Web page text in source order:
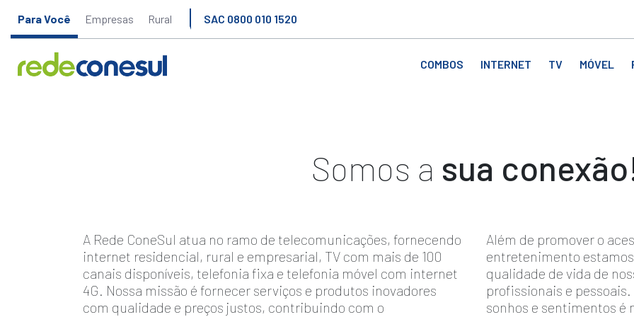
Para Você Empresas Rural SAC 0800 010 1520
COMBOS INTERNET TV MÓVEL
Somos a sua
A Rede ConeSul atua no ramo de telecomunicações, fornecendo
internet residencial, rural e empresarial, TV com mais de 100
canais disponíveis, telefonia fixa e telefonia móvel com internet
4G. Nossa missão é fornecer serviços e produtos inovadores
com qualidade e preços justos, contribuindo com o
Além de promover o
entretenimento
qualidade de vida de
profissionais e
sonhos e sentimentos